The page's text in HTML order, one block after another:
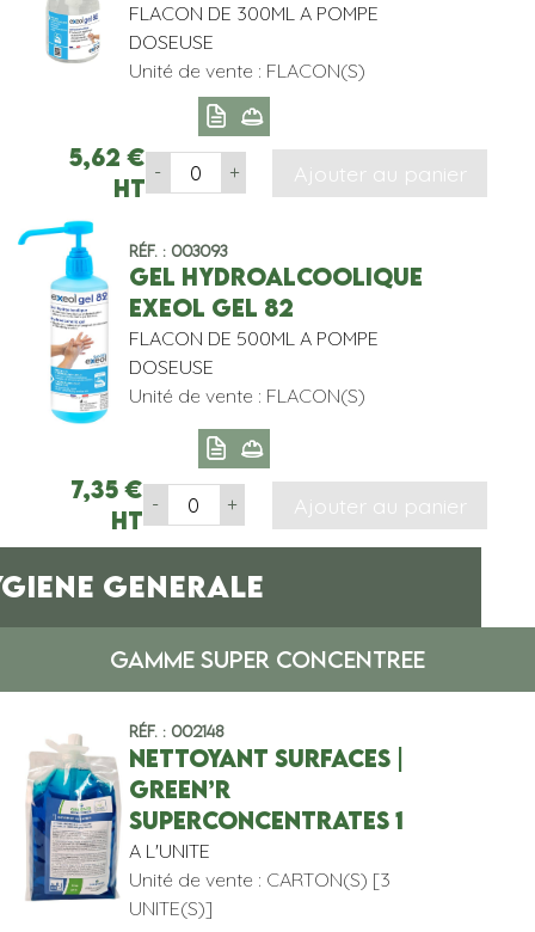
FLACON DE 300ML A POMPE
DOSEUSE
Unité de vente : FLACON(S)
5,62 €
HT
- + Ajouter au panier
Réf. : 003093
GEL HYDROALCOOLIQUE
EXEOL GEL 82
FLACON DE 500ML A POMPE
DOSEUSE
Unité de vente : FLACON(S)
7,35 €
HT
- + Ajouter au panier
GENERALE
GAMME SUPER CONCENTREE
Réf. : 002148
NETTOYANT SURFACES |
GREEN’R
SUPERCONCENTRATES 1
A L'UNITE
Unité de vente : CARTON(S) [3
UNITE(S)]